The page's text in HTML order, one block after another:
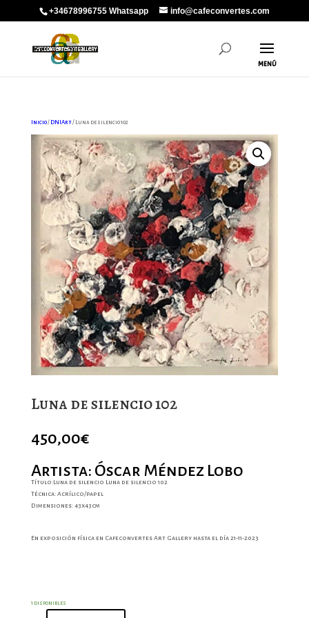
+34678996755 Whatsapp info@cafeconvertes.com
Inicio/ DNIArt/ Luna de silencio 102
Luna de silencio 102
450,00€
Artista: Óscar Méndez Lobo
Título:Luna de silencio Luna de silencio 102
Técnica: Acrílico/papel
Dimensiones: 43x43cm
En exposición física en Cafeconvertes Art Gallery hasta el día 21-11-2023
1 disponibles